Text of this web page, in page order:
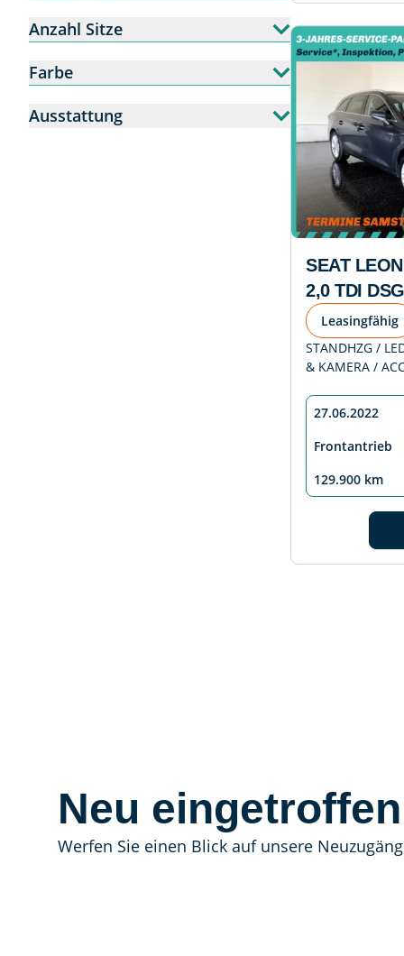
Anzahl Sitze
Farbe
Ausstattung
SEAT
2,0 TDI DSG
Leasingfähig
STANDHZG /
& KAMERA /
27.06.2022
Frontantrieb
129.900 km
Neu eingetroffen
Werfen Sie einen Blick auf unsere